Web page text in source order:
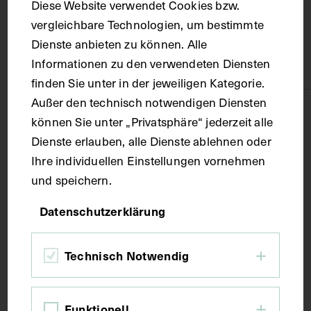
Holz, Glas Wachs
Textilien
Seide
Maße
Objektmaß 52 x 46 x 54 cm Kleine Pultvitrine im
verschlossenen Zustand
Kurzbeschreibung
1. Die Verbindung des Grenzstranges des
sympathischen Nervensystems (Truncus
Diese Website verwendet Cookies bzw.
vergleichbare Technologien, um bestimmte
Dienste anbieten zu können. Alle
Informationen zu den verwendeten Diensten
finden Sie unter in der jeweiligen Kategorie.
Außer den technisch notwendigen Diensten
können Sie unter „Privatsphäre“ jederzeit alle
Dienste erlauben, alle Dienste ablehnen oder
Ihre individuellen Einstellungen vornehmen
und speichern.
Datenschutzerklärung
Technisch Notwendig